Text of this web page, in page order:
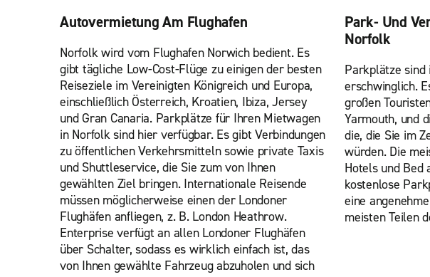
Autovermietung Am Flughafen
Norfolk wird vom Flughafen Norwich bedient. Es
gibt tägliche Low-Cost-Flüge zu einigen der besten
Reiseziele im Vereinigten Königreich und Europa,
einschließlich Österreich, Kroatien, Ibiza, Jersey
und Gran Canaria. Parkplätze für Ihren Mietwagen
in Norfolk sind hier verfügbar. Es gibt Verbindungen
zu öffentlichen Verkehrsmitteln sowie private Taxis
und Shuttleservice, die Sie zum von Ihnen
gewählten Ziel bringen. Internationale Reisende
müssen möglicherweise einen der Londoner
Flughäfen anfliegen, z. B. London Heathrow.
Enterprise verfügt an allen Londoner Flughäfen
über Schalter, sodass es wirklich einfach ist, das
von Ihnen gewählte Fahrzeug abzuholen und sich
Park- Und
Norfolk
Parkplätze sind
erschwinglich.
großen
Yarmouth, und
die, die Sie im
würden. Die
Hotels und Bed
kostenlose
eine
meisten Teilen